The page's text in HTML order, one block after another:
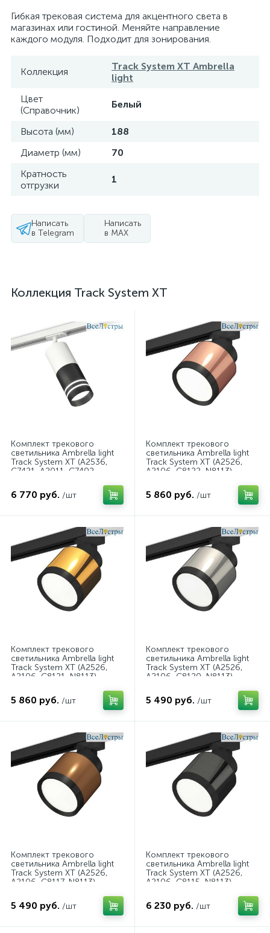
Гибкая трековая система для акцентного света в
магазинах или гостиной. Меняйте направление
каждого модуля. Подходит для зонирования.
Коллекция
Track System XT Ambrella
light
Цвет
(Справочник)
Белый
Высота (мм)
188
Диаметр (мм)
70
Кратность
отгрузки
1
Написать
в Telegram
Написать
в MAX
Коллекция Track System XT
Комплект трекового
светильника Ambrella light
Track System XT (A2536,
C7421, A2011, C7402,
6 770 руб. /шт
Комплект трекового
светильника Ambrella light
Track System XT (A2526,
A2106, C8122, N8113)
5 860 руб. /шт
Комплект трекового
светильника Ambrella light
Track System XT (A2526,
A2106, C8121, N8113)
5 860 руб. /шт
Комплект трекового
светильника Ambrella light
Track System XT (A2526,
A2106, C8120, N8113)
5 490 руб. /шт
Комплект трекового
светильника Ambrella light
Track System XT (A2526,
A2106, C8117, N8113)
5 490 руб. /шт
Комплект трекового
светильника Ambrella light
Track System XT (A2526,
A2106, C8115, N8113)
6 230 руб. /шт